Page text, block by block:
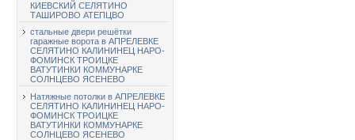
КИЕВСКИЙ СЕЛЯТИНО
ТАШИРОВО АТЕПЦВО
стальные двери решётки
гаражные ворота в АПРЕЛЕВКЕ
СЕЛЯТИНО КАЛИНИНЕЦ НАРО-
ФОМИНСК ТРОИЦКЕ
ВАТУТИНКИ КОММУНАРКЕ
СОЛНЦЕВО ЯСЕНЕВО
Натяжные потолки в АПРЕЛЕВКЕ
СЕЛЯТИНО КАЛИНИНЕЦ НАРО-
ФОМИНСК ТРОИЦКЕ
ВАТУТИНКИ КОММУНАРКЕ
СОЛНЦЕВО ЯСЕНЕВО